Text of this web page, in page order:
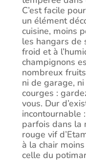
C’est facile
un élément
cuisine, moins
les hangars de
froid et à
champignons
nombreux
ni de garage,
courges :
vous. Dur
incontournable
parfois dans la
rouge vif
à la chair
celle du